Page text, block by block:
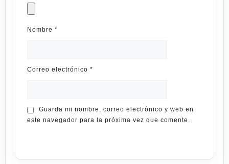
Nombre *
Correo electrónico *
Guarda mi nombre, correo electrónico y web en
este navegador para la próxima vez que comente.